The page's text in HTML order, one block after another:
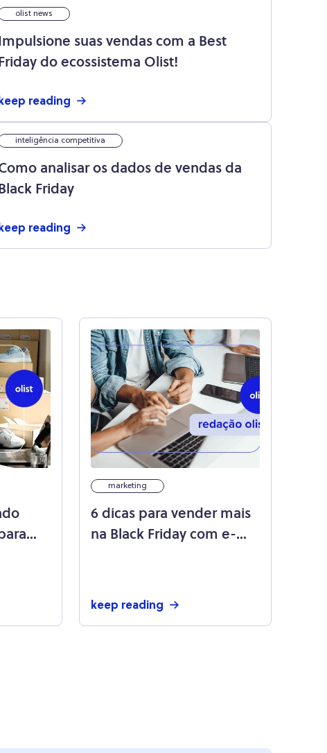
olist news
suas vendas com a Best
do ecossistema Olist!
reading
inteligência competitiva
analisar os dados de vendas da
Friday
reading
marketing
6 dicas para vender mais
na Black Friday com e-
keep reading